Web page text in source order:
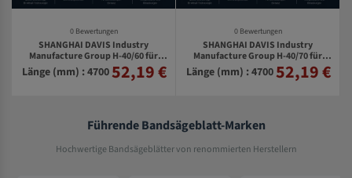
0 Bewertungen
SHANGHAI DAVIS Industry
Manufacture Group H-40/60 für
4700 mm Bi-Metall Bandsägeblätter
Länge (mm) : 470052,19 €
0 Bewertungen
SHANGHAI DAVIS Industry
Manufacture Group H-40/70 für
4700 mm Bi-Metall Bandsägeblätter
Länge (mm) : 470052,19 €
Führende Bandsägeblatt-Marken
Hochwertige Bandsägeblätter von renommierten Herstellern